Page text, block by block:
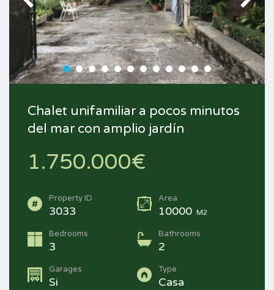
Chalet unifamiliar a pocos minutos
del mar con amplio jardín
1.750.000€
Property ID
3033
Area
10000 M2
Bedrooms
3
Bathrooms
2
Garages
Si
Type
Casa